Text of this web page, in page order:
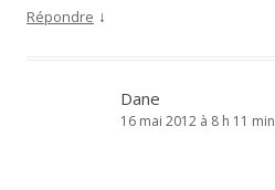
Répondre ↓
Dane
16 mai 2012 à 8 h 11 min